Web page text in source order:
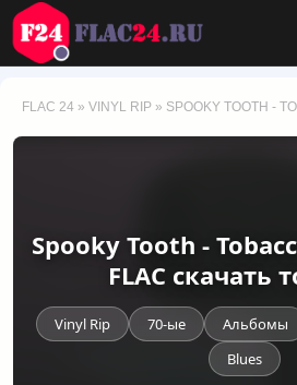
FLAC 24 » VINYL RIP » SPOOKY TOOTH -
Spooky Tooth -
FLAC скачать
Vinyl Rip 70-ые Альбомы
Blues